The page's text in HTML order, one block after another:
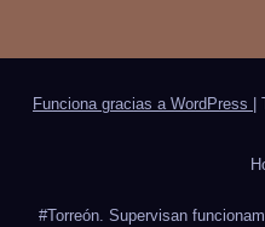
Funciona gracias a WordPress
#Torreón. Supervisan